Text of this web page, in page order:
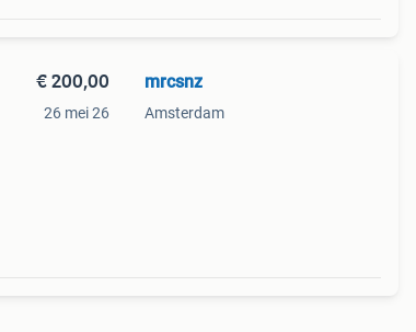
€ 200,00
26 mei 26
mrcsnz
Amsterdam